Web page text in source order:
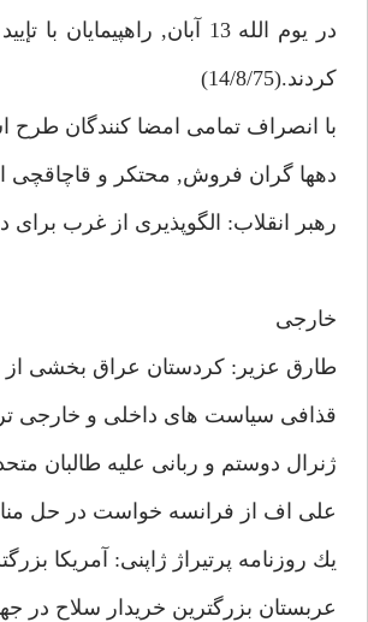
در يوم الله 13 آبان,
كردند.(14/8/75)
با انصراف تمامى امضا كنندگان
دهها گران فروش, محتكر و قاچاقچى
رهبر انقلاب: الگوپذيرى از غرب براى
خارجى
طارق عزير: كردستان عراق بخشى از
قذافى سياست هاى داخلى و خارجى تركيه
ژنرال دوستم و ربانى عليه طالبان متحد
على اف از فرانسه خواست در حل
يك روزنامه پرتيراژ ژاپنى: آمريكا
عربستان بزرگترين خريدار سلاح در